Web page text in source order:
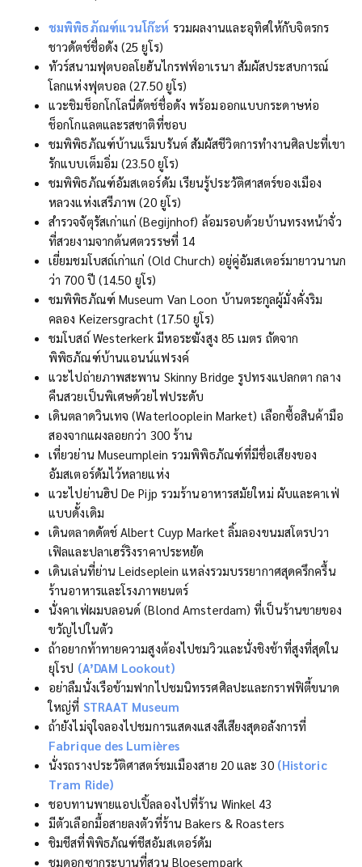
ชมพิพิธภัณฑ์แวนโก๊ะห์ รวมผลงานและอุทิศให้กับจิตรกร
ชาวดัตช์ชื่อดัง (25 ยูโร)
ทัวร์สนามฟุตบอลโยฮันไกรฟฟ์อาเรนา สัมผัสประสบการณ์
โลกแห่งฟุตบอล (27.50 ยูโร)
แวะชิมช็อกโกโลนี่ดัตช์ชื่อดัง พร้อมออกแบบกระดาษห่อ
ช็อกโกแลตและรสชาติที่ชอบ
ชมพิพิธภัณฑ์บ้านแร็มบรันต์ สัมผัสชีวิตการทำงานศิลปะที่เขา
รักแบบเต็มอิ่ม (23.50 ยูโร)
ชมพิพิธภัณฑ์อัมสเตอร์ดัม เรียนรู้ประวัติศาสตร์ของเมือง
หลวงแห่งเสรีภาพ (20 ยูโร)
สำรวจจัตุรัสเก่าแก่ (Begijnhof) ล้อมรอบด้วยบ้านทรงหน้าจั่ว
ที่สวยงามจากต้นศตวรรษที่ 14
เยี่ยมชมโบสถ์เก่าแก่ (Old Church) อยู่คู่อัมสเตอร์มายาวนานก
ว่า 700 ปี (14.50 ยูโร)
ชมพิพิธภัณฑ์ Museum Van Loon บ้านตระกูลผู้มั่งคั่งริม
คลอง Keizersgracht (17.50 ยูโร)
ชมโบสถ์ Westerkerk มีหอระฆังสูง 85 เมตร ถัดจาก
พิพิธภัณฑ์บ้านแอนน์แฟรงค์
แวะไปถ่ายภาพสะพาน Skinny Bridge รูปทรงแปลกตา กลาง
คืนสวยเป็นพิเศษด้วยไฟประดับ
เดินตลาดวินเทจ (Waterlooplein Market) เลือกซื้อสินค้ามือ
สองจากแผงลอยกว่า 300 ร้าน
เที่ยวย่าน Museumplein รวมพิพิธภัณฑ์ที่มีชื่อเสียงของ
อัมสเตอร์ดัมไว้หลายแห่ง
แวะไปย่านฮิป De Pijp รวมร้านอาหารสมัยใหม่ ผับและคาเฟ่
แบบดั้งเดิม
เดินตลาดดัตช์ Albert Cuyp Market ลิ้มลองขนมสโตรปวา
เฟิลและปลาเฮร์ริงราคาประหยัด
เดินเล่นที่ย่าน Leidseplein แหล่งรวมบรรยากาศสุดครึกครื้น
ร้านอาหารและโรงภาพยนตร์
นั่งคาเฟ่ผมบลอนด์ (Blond Amsterdam) ที่เป็นร้านขายของ
ขวัญไปในตัว
ถ้าอยากท้าทายความสูงต้องไปชมวิวและนั่งชิงช้าที่สูงที่สุดใน
ยุโรป (A’DAM Lookout)
อย่าลืมนั่งเรือข้ามฟากไปชมนิทรรศศิลปะและกราฟฟิตี้ขนาด
ใหญ่ที่ STRAAT Museum
ถ้ายังไม่จุใจลองไปชมการแสดงแสงสีเสียงสุดอลังการที่
Fabrique des Lumières
นั่งรถรางประวัติศาสตร์ชมเมืองสาย 20 และ 30 (Historic
Tram Ride)
ชอบทานพายแอปเปิ้ลลองไปที่ร้าน Winkel 43
มีตัวเลือกมื้อสายลงตัวที่ร้าน Bakers & Roasters
ชิมชีสที่พิพิธภัณฑ์ชีสอัมสเตอร์ดัม
ชมดอกซากุระบานที่สวน Bloesempark